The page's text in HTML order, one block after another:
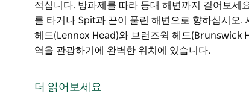
적십니다. 방파제를 따라 등대 해변까지 걸어보세
를 타거나 Spit과 끈이 풀린 해변으로 향하십시오
헤드(Lennox Head)와 브런즈윅 헤드(Brunswick
역을 관광하기에 완벽한 위치에 있습니다.
니다.
더 읽어보세요